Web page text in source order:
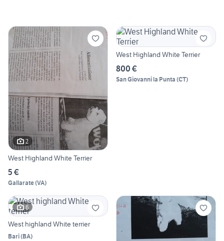
2
West Highland White Terrier
5 €
Gallarate(VA)
West Highland White Terrier
800 €
San Giovanni la Punta (CT)
6
West highland White terrier
Bari(BA)